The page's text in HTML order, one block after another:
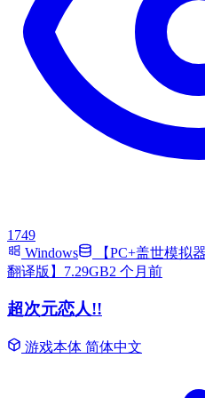
1749
Windows
【PC+盖世模拟
翻译版】7.29GB2 个月前
超次元恋人!!
游戏本体 简体中文